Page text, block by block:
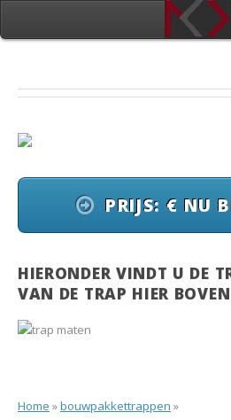
PRIJS: € NU
HIERONDER VINDT U DE
VAN DE TRAP HIER BOVEN
Home »bouwpakkettrappen »